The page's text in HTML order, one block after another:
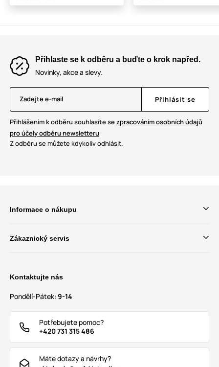
Přihlaste se k odběru a buďte o krok napřed.
Novinky, akce a slevy.
Zadejte e-mail Přihlásit se
Přihlášením k odběru souhlasíte sezpracováním osobních údajů
pro účely odběru newsletteru
Z odběru se můžete kdykoliv odhlásit.
Informace o nákupu
Zákaznický servis
Kontaktujte nás
Pondělí-Pátek: 9-14
Potřebujete pomoc?
+420 731 315 486
Máte dotazy a návrhy?